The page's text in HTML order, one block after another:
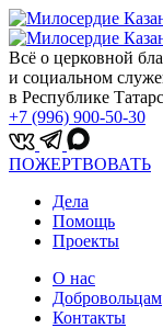
Всё о церковной
и социальном
в Республике
+7 (996) 900-50-30
ПОЖЕРТВОВАТЬ
Дела
Помощь
Проекты
О нас
Добровольцам
Контакты